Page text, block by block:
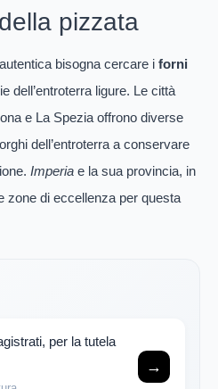
pizzata
bisogna cercare i forni
dell’entroterra ligure. Le città
e La Spezia offrono diverse
dell’entroterra a conservare
Imperia e la sua provincia, in
zone di eccellenza per questa
per la tutela
→